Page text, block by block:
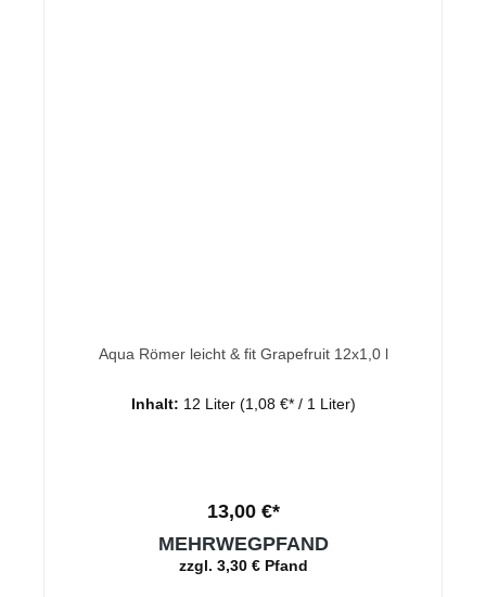
Aqua Römer leicht & fit Grapefruit 12x1,0 l
Inhalt: 12 Liter (1,08 €* / 1 Liter)
13,00 €*
MEHRWEGPFAND
zzgl. 3,30 € Pfand